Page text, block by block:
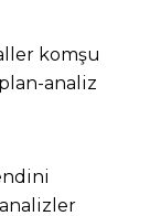
komşu
analiz